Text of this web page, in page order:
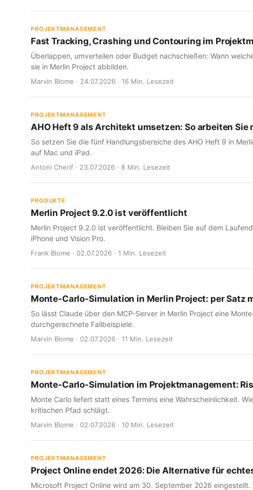
PROJEKTMANAGEMENT
Fast Tracking, Crashing und Contouring im
Überlappen, umverteilen oder Budget nachschießen: Wann
sie in Merlin Project abbilden.
Marvin Blome · 24.07.2026 · 16 Min. Lesezeit
PROJEKTMANAGEMENT
AHO Heft 9 als Architekt umsetzen: So arbeiten
So setzen Sie die fünf Handlungsbereiche des AHO Heft 9 in
auf Mac und iPad.
Antoni Cherif · 23.07.2026 · 8 Min. Lesezeit
PRODUKTE
Merlin Project 9.2.0 ist veröffentlicht
Merlin Project 9.2.0 ist veröffentlicht. Bleiben Sie auf dem
iPhone und Vision Pro.
Frank Blome · 02.07.2026 · 1 Min. Lesezeit
PROJEKTMANAGEMENT
Monte-Carlo-Simulation in Merlin Project: per Satz
So lässt Claude über den MCP-Server in Merlin Project eine
durchgerechnete Fallbeispiele.
Marvin Blome · 02.07.2026 · 11 Min. Lesezeit
PROJEKTMANAGEMENT
Monte-Carlo-Simulation im Projektmanagement:
Monte Carlo liefert statt eines Termins eine Wahrscheinlichkeit.
kritischen Pfad schlägt.
Marvin Blome · 02.07.2026 · 10 Min. Lesezeit
PROJEKTMANAGEMENT
Project Online endet 2026: Die Alternative für
Microsoft Project Online wird am 30. September 2026